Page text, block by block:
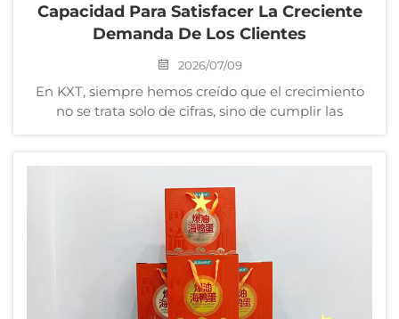
Capacidad Para Satisfacer La Creciente
Demanda De Los Clientes
2026/07/09
En KXT, siempre hemos creído que el crecimiento
no se trata solo de cifras, sino de cumplir las
de una manera significativa. Nos complace anunciar
que nuestro taller Xinyi está en...